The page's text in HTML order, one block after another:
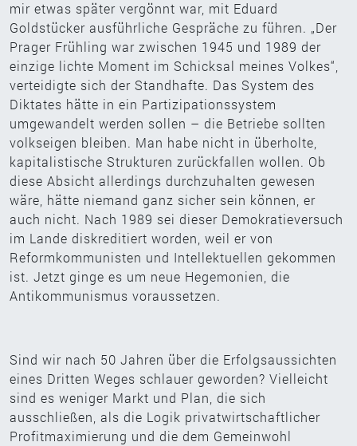
mir etwas später vergönnt war, mit Eduard
Goldstücker ausführliche Gespräche zu führen. „Der
Prager Frühling war zwischen 1945 und 1989 der
einzige lichte Moment im Schicksal meines Volkes“,
verteidigte sich der Standhafte. Das System des
Diktates hätte in ein Partizipationssystem
umgewandelt werden sollen – die Betriebe sollten
volkseigen bleiben. Man habe nicht in überholte,
kapitalistische Strukturen zurückfallen wollen. Ob
diese Absicht allerdings durchzuhalten gewesen
wäre, hätte niemand ganz sicher sein können, er
auch nicht. Nach 1989 sei dieser Demokratieversuch
im Lande diskreditiert worden, weil er von
Reformkommunisten und Intellektuellen gekommen
ist. Jetzt ginge es um neue Hegemonien, die
Antikommunismus voraussetzen.
Sind wir nach 50 Jahren über die Erfolgsaussichten
eines Dritten Weges schlauer geworden? Vielleicht
sind es weniger Markt und Plan, die sich
ausschließen, als die Logik privatwirtschaftlicher
Profitmaximierung und die dem Gemeinwohl